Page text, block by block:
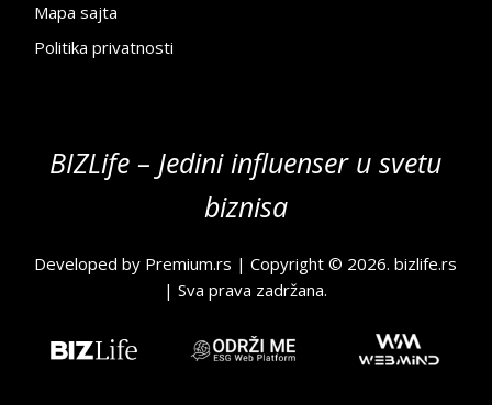
Mapa sajta
Politika privatnosti
BIZLife – Jedini influenser u svetu
biznisa
Developed by Premium.rs | Copyright © 2026.bizlife.rs
| Sva prava zadržana.